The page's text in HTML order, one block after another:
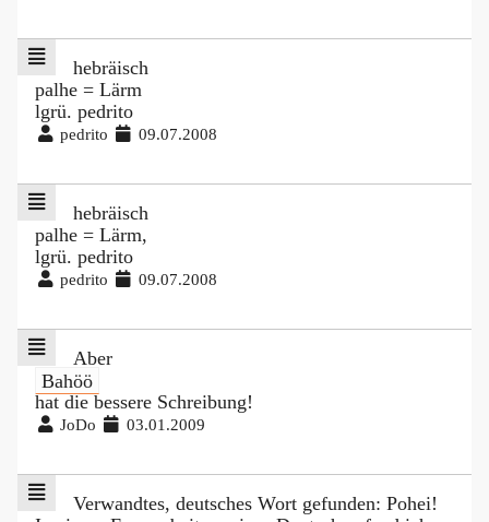
hebräisch
palhe = Lärm
lgrü. pedrito
pedrito 09.07.2008
hebräisch
palhe = Lärm,
lgrü. pedrito
pedrito 09.07.2008
Aber
Bahöö
hat die bessere Schreibung!
JoDo 03.01.2009
Verwandtes, deutsches Wort gefunden: Pohei!